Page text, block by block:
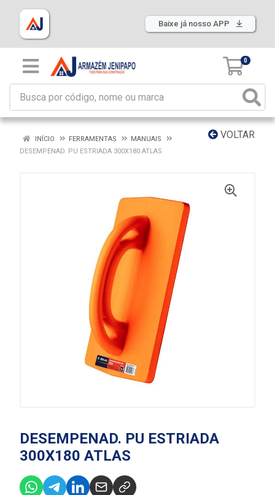
Baixe já nosso APP
0
VOLTAR
INÍCIO FERRAMENTAS
MANUAIS
DESEMPENAD. PU ESTRIADA 300X180 ATLAS
DESEMPENAD. PU ESTRIADA
300X180 ATLAS